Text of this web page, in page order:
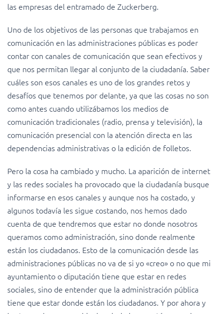
las empresas del entramado de Zuckerberg.
Uno de los objetivos de las personas que trabajamos en
comunicación en las administraciones públicas es poder
contar con canales de comunicación que sean efectivos y
que nos permitan llegar al conjunto de la ciudadanía. Saber
cuáles son esos canales es uno de los grandes retos y
desafíos que tenemos por delante, ya que las cosas no son
como antes cuando utilizábamos los medios de
comunicación tradicionales (radio, prensa y televisión), la
comunicación presencial con la atención directa en las
dependencias administrativas o la edición de folletos.
Pero la cosa ha cambiado y mucho. La aparición de internet
y las redes sociales ha provocado que la ciudadanía busque
informarse en esos canales y aunque nos ha costado, y
algunos todavía les sigue costando, nos hemos dado
cuenta de que tendremos que estar no donde nosotros
queramos como administración, sino donde realmente
están los ciudadanos. Esto de la comunicación desde las
administraciones públicas no va de si yo «creo» o no que mi
ayuntamiento o diputación tiene que estar en redes
sociales, sino de entender que la administración pública
tiene que estar donde están los ciudadanos. Y por ahora y